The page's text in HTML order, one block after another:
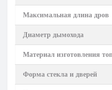
Максимальная длина дров
Диаметр дымохода
Материал изготовления
Форма стекла и дверей